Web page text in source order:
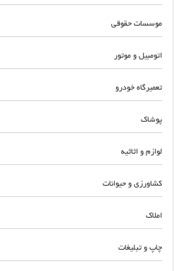
موسسات حقوقی
اتومبیل و موتور
تعمیرگاه خودرو
پوشاک
لوازم و اثاثیه
کشاورزی و حیوانات
املاک
چاپ و تبلیغات